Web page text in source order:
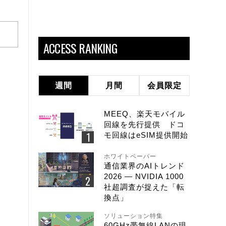
ACCESS RANKING
週間 月間 会員限定
MEEQ、楽天モバイル
回線を先行提供 ドコ
モ回線はeSIM提供開始
ホワイトペーパー
通信業界のAIトレンド
2026 ― NVIDIA 1000
社超調査が捉えた「転
換点」
ソリューション特集